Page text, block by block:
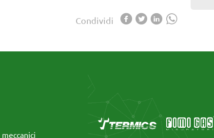
Condividi